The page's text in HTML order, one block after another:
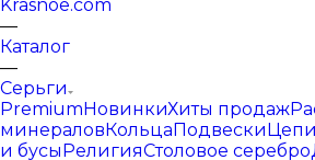
Krasnoe.com
—
Каталог
—
Серьги
PremiumНовинкиХиты продаж
минераловКольцаПодвески
и бусыРелигияСтоловое серебро